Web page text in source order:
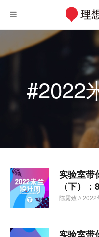
#2022
实验室带
（下）
陈露致// 2022
实验室带